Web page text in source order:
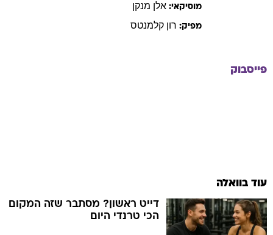
מוסיקאי: אלן מנקן
מפיק: רון קלמנטס
פייסבוק
עוד בוואלה
דייט ראשון? מסתבר שזה המקום
הכי טרנדי היום